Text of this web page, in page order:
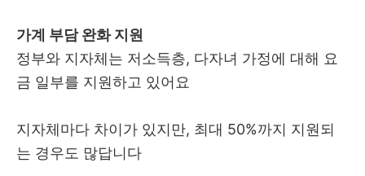
가계 부담 완화 지원
정부와 지자체는 저소득층, 다자녀 가정에 대해 요
금 일부를 지원하고 있어요
지자체마다 차이가 있지만, 최대 50%까지 지원되
는 경우도 많답니다